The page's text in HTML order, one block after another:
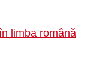
limba română